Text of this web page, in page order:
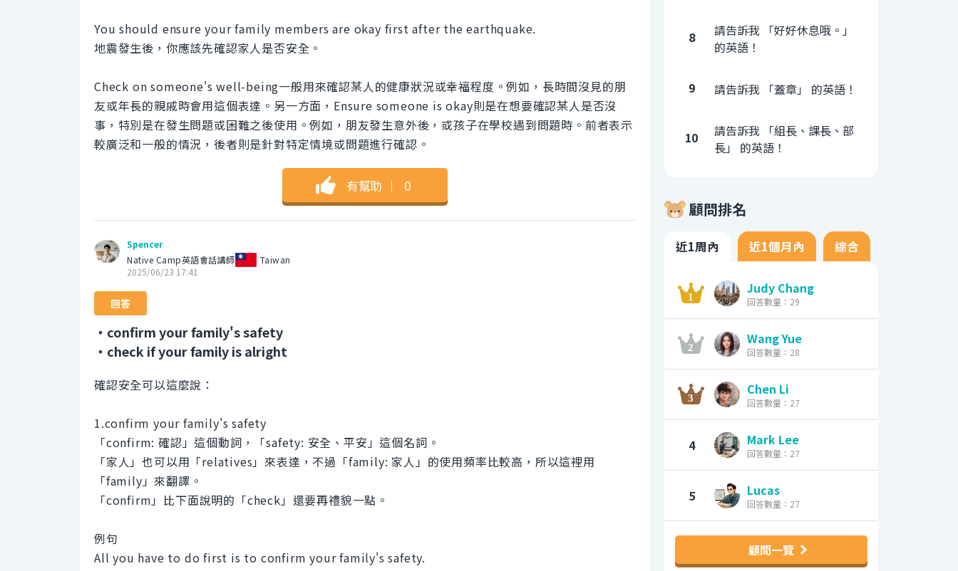
You should ensure your family members are okay first after the earthquake.
地震發生後，你應該先確認家人是否安全。
Check on someone's well-being一般用來確認某人的健康狀況或幸福程度。例如，長時間沒見的朋
友或年長的親戚時會用這個表達。另一方面，Ensure someone is okay則是在想要確認某人是否沒
事，特別是在發生問題或困難之後使用。例如，朋友發生意外後，或孩子在學校遇到問題時。前者表示
較廣泛和一般的情況，後者則是針對特定情境或問題進行確認。
有幫助 ｜ 0
Spencer
Native Camp英語會話講師
Taiwan
2025/06/23 17:41
回答
・confirm your family's safety
・check if your family is alright
確認安全可以這麼說：
1.confirm your family's safety
「confirm: 確認」這個動詞，「safety: 安全、平安」這個名詞。
「家人」也可以用「relatives」來表達，不過「family: 家人」的使用頻率比較高，所以這裡用
「family」來翻譯。
「confirm」比下面說明的「check」還要再禮貌一點。
例句
All you have to do first is to confirm your family's safety.
8
請告訴我 「好好休息哦。」
的英語！
9 請告訴我 「蓋章」 的英語！
10
請告訴我 「組長、課長、部
長」 的英語！
顧問排名
近1周內 近1個月內 綜合
Judy Chang
回答數量：29
Wang Yue
回答數量：28
Chen Li
回答數量：27
4 Mark Lee
回答數量：27
5 Lucas
回答數量：27
顧問一覽